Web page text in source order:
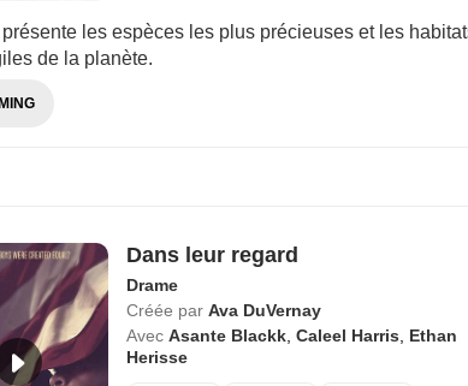
présente les espèces les plus précieuses et les
de la planète.
Dans leur regard
Drame
Créée par Ava DuVernay
Avec Asante Blackk, Caleel Harris
Ethan
Herisse